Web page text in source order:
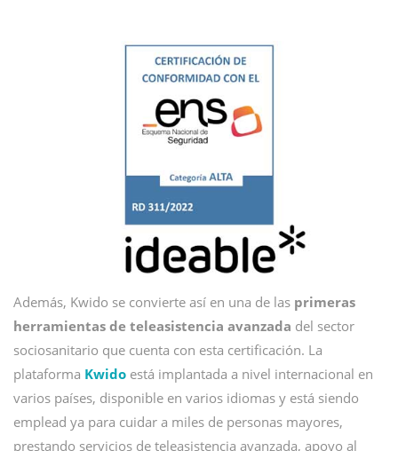
Además, Kwido se convierte así en una de las primeras
herramientas de teleasistencia avanzada del sector
sociosanitario que cuenta con esta certificación. La
plataforma Kwido está implantada a nivel internacional en
varios países, disponible en varios idiomas y está siendo
emplead ya para cuidar a miles de personas mayores,
prestando servicios de teleasistencia avanzada, apoyo al